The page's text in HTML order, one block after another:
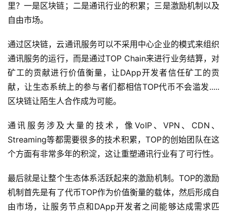
里？一是区块链；二是通讯行业的积累；三是激励机制以及
自由市场。
通过区块链，云通讯服务可以不采用中心企业的模式来组织
通讯服务的运行，而是通过TOP Chain来进行业务结算，对
矿工的贡献进行价值衡量，让DApp开发者信任矿工的贡
献，让生态系统上的参与者们都相信TOP代币不会滥发.....
区块链让陌生人合作成为可能。
通讯服务涉及大量的技术，像VoIP、VPN、CDN、
Streaming等都需要很多的技术积累，TOP的创始团队在这
个方面有非常多年的积淀，这让重塑通讯行业有了可行性。
最后就是让整个生态体系活跃起来的激励机制。TOP的激励
机制首先是有了代币TOP作为价值衡量的载体，然后形成自
由市场，让服务节点和DApp开发者之间能够达成需求匹